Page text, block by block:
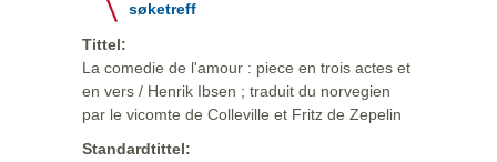
søketreff
Tittel:
La comedie de l'amour : piece en trois actes et
en vers / Henrik Ibsen ; traduit du norvegien
par le vicomte de Colleville et Fritz de Zepelin
Standardtittel: